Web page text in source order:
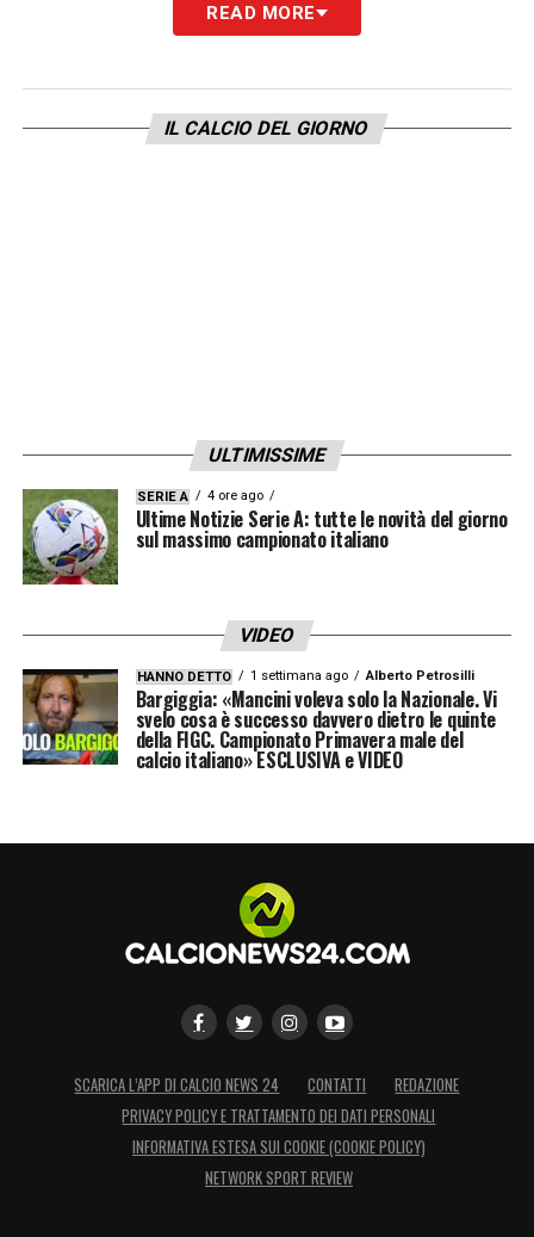
viene scritto il coro “sei uno zingaro” nei
confronti di Ibrae il conseguente richiamo
READ MORE
IL CALCIO DEL GIORNO
ULTIMISSIME
SERIE A 4 ore ago
Ultime Notizie Serie A: tutte le novità del giorno
sul massimo campionato italiano
VIDEO
HANNO DETTO 1 settimana ago Alberto Petrosilli
Bargiggia: «Mancini voleva solo la Nazionale. Vi
svelo cosa è successo davvero dietro le quinte
della FIGC. Campionato Primavera male del
calcio italiano» ESCLUSIVA e VIDEO
SCARICA L’APP DI CALCIO NEWS 24 CONTATTI
REDAZIONE
PRIVACY POLICY E TRATTAMENTO DEI DATI PERSONALI
INFORMATIVA ESTESA SUI COOKIE (COOKIE POLICY)
NETWORK SPORT REVIEW